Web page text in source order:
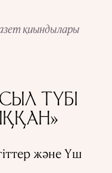
ҚАЗАҚСТАН
ҚАЛАЛАР
қиындылары
ТҮБІ
және Үш